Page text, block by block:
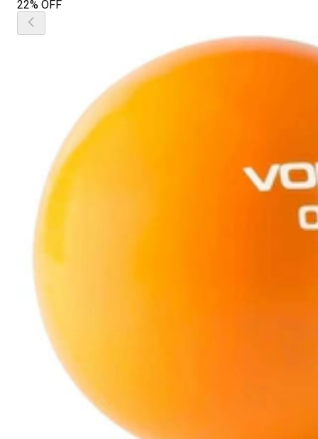
22% OFF